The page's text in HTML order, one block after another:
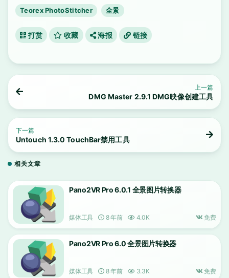
Teorex PhotoStitcher 全景
打赏 收藏 海报 链接
上一篇
DMG Master 2.9.1 DMG映像创建工具
下一篇
Untouch 1.3.0 TouchBar禁用工具
相关文章
Pano2VR Pro 6.0.1 全景图片转换器
媒体工具 8 年前 4.0K 免费
Pano2VR Pro 6.0 全景图片转换器
媒体工具 8 年前 3.3K 免费